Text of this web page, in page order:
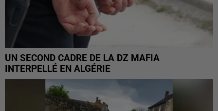
UN SECOND CADRE DE LA DZ MAFIA
INTERPELLÉ EN ALGÉRIE